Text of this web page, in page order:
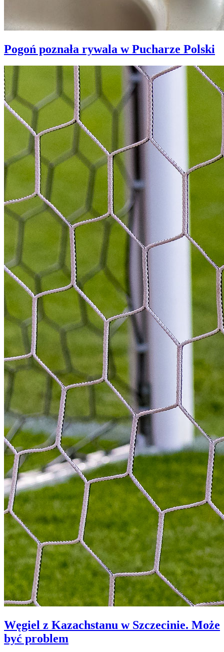
Pogoń poznała rywala w Pucharze Polski
Węgiel z Kazachstanu w Szczecinie. Może
być problem